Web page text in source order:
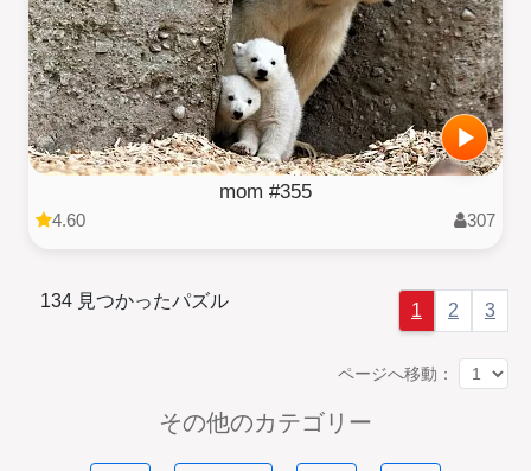
mom #355
4.60 307
134 見つかったパズル 1 2 3
ページへ移動：
その他のカテゴリー